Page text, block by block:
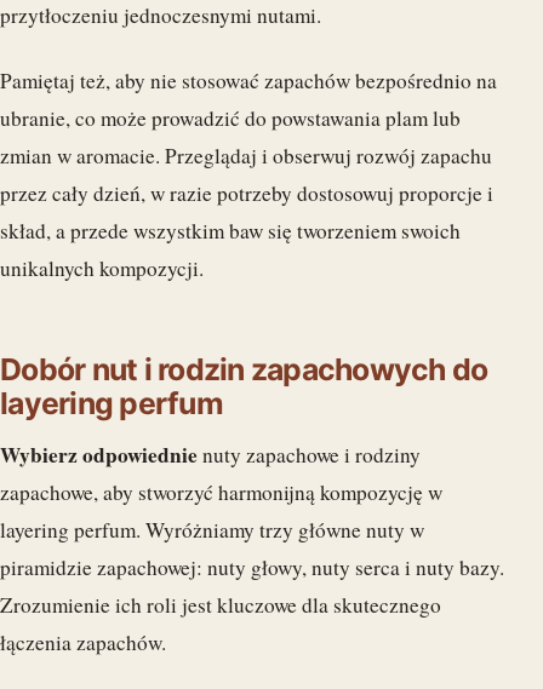
przytłoczeniu jednoczesnymi nutami.
Pamiętaj też, aby nie stosować zapachów bezpośrednio na
ubranie, co może prowadzić do powstawania plam lub
zmian w aromacie. Przeglądaj i obserwuj rozwój zapachu
przez cały dzień, w razie potrzeby dostosowuj proporcje i
skład, a przede wszystkim baw się tworzeniem swoich
unikalnych kompozycji.
Dobór nut i rodzin zapachowych do
layering perfum
Wybierz odpowiednienuty zapachowe i rodziny
zapachowe, aby stworzyć harmonijną kompozycję w
layering perfum. Wyróżniamy trzy główne nuty w
piramidzie zapachowej: nuty głowy, nuty serca i nuty bazy.
Zrozumienie ich roli jest kluczowe dla skutecznego
łączenia zapachów.